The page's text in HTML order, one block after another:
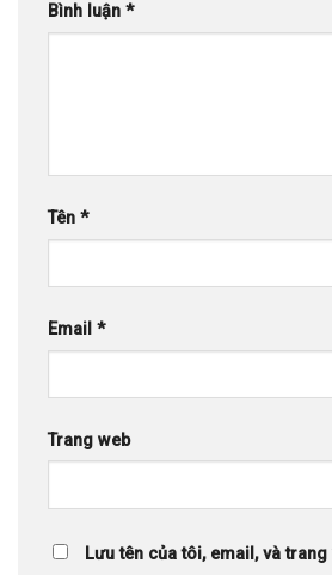
Bình luận *
Tên *
Email *
Trang web
Lưu tên của tôi, email, và